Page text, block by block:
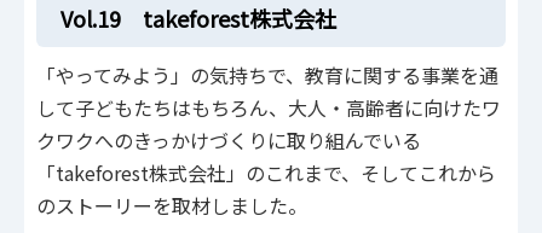
Vol.19 takeforest株式会社
「やってみよう」の気持ちで、教育に関する事業を通
して子どもたちはもちろん、大人・高齢者に向けたワ
クワクへのきっかけづくりに取り組んでいる
「takeforest株式会社」のこれまで、そしてこれから
のストーリーを取材しました。